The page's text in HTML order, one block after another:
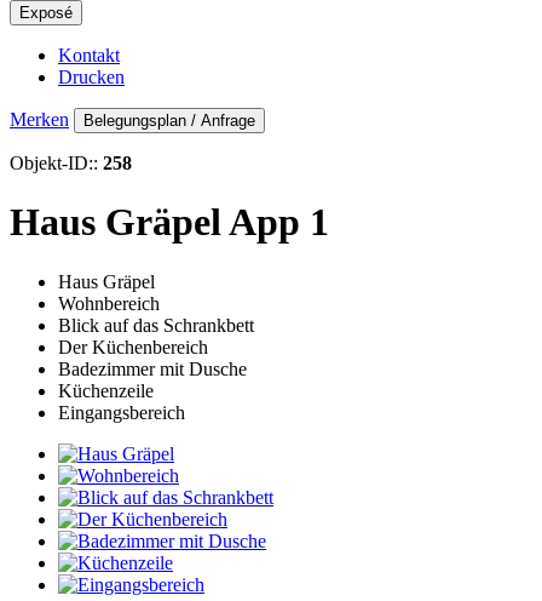
Exposé
Kontakt
Drucken
Merken Belegungsplan / Anfrage
Objekt-ID:: 258
Haus Gräpel App 1
Haus Gräpel
Wohnbereich
Blick auf das Schrankbett
Der Küchenbereich
Badezimmer mit Dusche
Küchenzeile
Eingangsbereich